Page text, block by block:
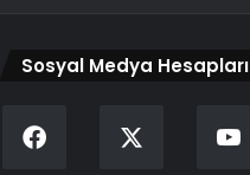
Sosyal Medya Hesapları